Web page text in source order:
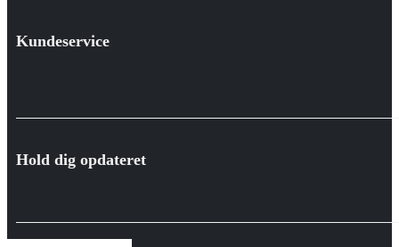
Kundeservice
Hold dig opdateret